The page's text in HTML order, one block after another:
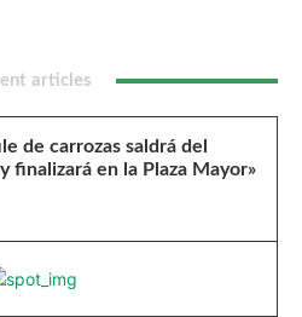
articles
de carrozas saldrá del
finalizará en la Plaza Mayor»